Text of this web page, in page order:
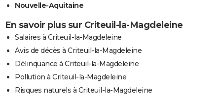
Nouvelle-Aquitaine
En savoir plus sur Criteuil-la-Magdeleine
Salaires à Criteuil-la-Magdeleine
Avis de décès à Criteuil-la-Magdeleine
Délinquance à Criteuil-la-Magdeleine
Pollution à Criteuil-la-Magdeleine
Risques naturels à Criteuil-la-Magdeleine